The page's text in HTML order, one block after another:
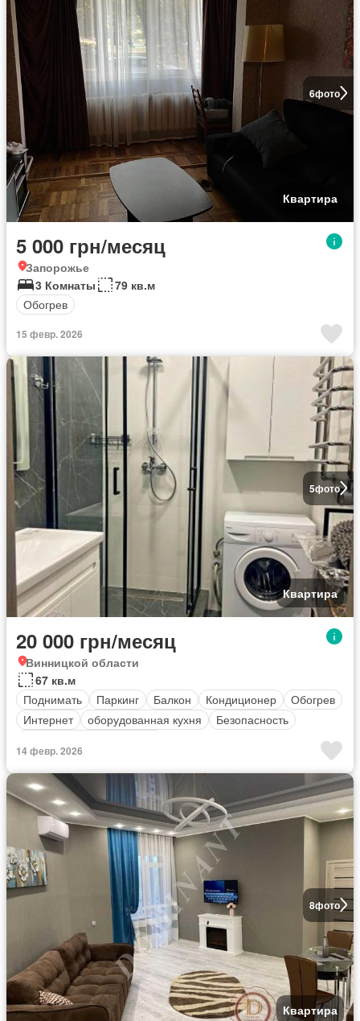
6фото
Квартира
5 000 грн/месяц
Запорожье
3 Комнаты
79 кв.м
Обогрев
15 февр. 2026
5фото
Квартира
20 000 грн/месяц
Винницкой области
67 кв.м
Поднимать
Паркинг Балкон Кондиционер
Обогрев
Интернет
оборудованная кухня
Безопасность
14 февр. 2026
8фото
Квартира